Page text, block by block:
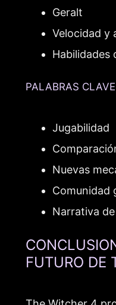
Geralt
Velocidad y
Habilidades
PALABRAS
Jugabilidad
Nuevas
Comunidad
Narrativa
FUTURO DE